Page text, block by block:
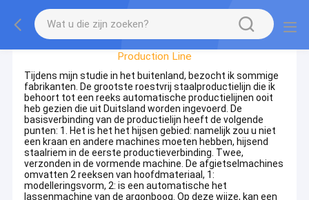
Fabrieksreis
Production Line
Tijdens mijn studie in het buitenland, bezocht ik sommige
fabrikanten. De grootste roestvrij staalproductielijn die ik
behoort tot een reeks automatische productielijnen ooit
heb gezien die uit Duitsland worden ingevoerd. De
basisverbinding van de productielijn heeft de volgende
punten: 1. Het is het het hijsen gebied: namelijk zou u niet
een kraan en andere machines moeten hebben, hijsend
staalriem in de eerste productieverbinding. Twee,
verzonden in de vormende machine. De afgietselmachines
omvatten 2 reeksen van hoofdmateriaal, 1:
modelleringsvorm, 2: is een automatische het
lassenmachine van de argonboog. Op deze wijze, kan een